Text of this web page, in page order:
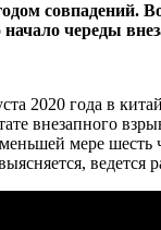
совпадений.
череды
2020 года в
внезапного
мере шесть
ведется